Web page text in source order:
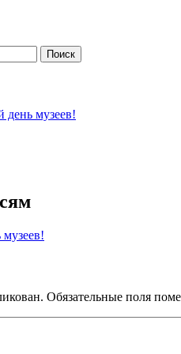
музеев!
Обязательные поля